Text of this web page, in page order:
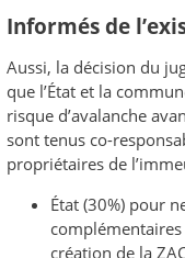
Informés de
Aussi, la décision du
que l’État et la
risque d’avalanche
sont tenus co-
propriétaires de
État (30%) pour
création de la